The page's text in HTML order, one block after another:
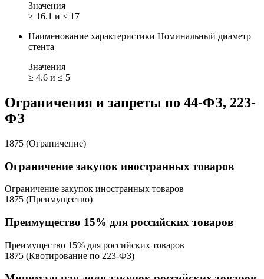
Значения
≥ 16.1 и ≤ 17
Наименование характеристики Номинальный диаметр
стента
Значения
≥ 4.6 и ≤ 5
Ограничения и запреты по 44-ФЗ, 223-
ФЗ
1875 (Ограничение)
Ограничение закупок иностранных товаров
Ограничение закупок иностранных товаров
1875 (Преимущество)
Преимущество 15% для российских товаров
Преимущество 15% для российских товаров
1875 (Квотирование по 223-ФЗ)